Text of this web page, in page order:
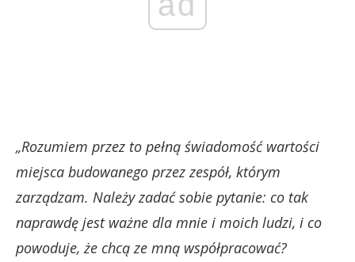
„Rozumiem przez to pełną świadomość wartości
miejsca budowanego przez zespół, którym
zarządzam. Należy zadać sobie pytanie: co tak
naprawdę jest ważne dla mnie i moich ludzi, i co
powoduje, że chcą ze mną współpracować?